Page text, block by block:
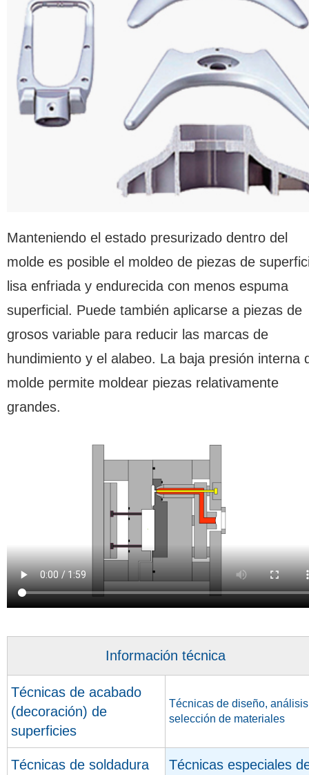
Manteniendo el estado presurizado dentro del
molde es posible el moldeo de piezas de
lisa enfriada y endurecida con menos espuma
superficial. Puede también aplicarse a piezas de
grosos variable para reducir las marcas de
hundimiento y el alabeo. La baja presión interna
molde permite moldear piezas relativamente
grandes.
Información técnica
Técnicas de acabado
(decoración) de
superficies
Técnicas de diseño,
selección de materiales
Técnicas de soldadura
Técnicas especiales